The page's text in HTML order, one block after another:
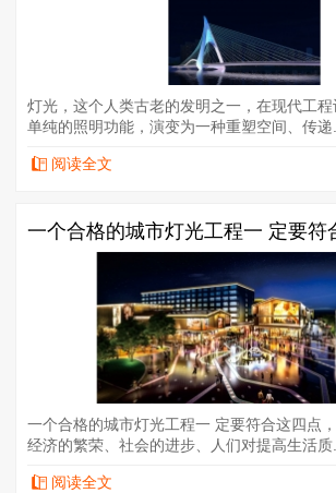
灯光，这个人类古老的发明之一，在现代工
单纯的照明功能，演变为一种重塑空间、传递...
阅读全文
一个合格的城市灯光工程一 定要符
一个合格的城市灯光工程一 定要符合这四点
经济的繁荣、社会的进步、人们对提高生活质
阅读全文